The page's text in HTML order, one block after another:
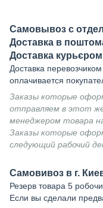
Самовывоз с
Доставка в
Доставка курьєром
Доставка
оплачивается
Заказы которые
отправляем в этот
менеджером товара
Заказы которые
следующий рабочий
Самовивоз в г.
Резерв товара 5
Если вы сделали